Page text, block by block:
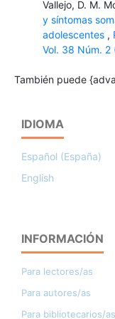
Vallejo, D. M.
y síntomas
adolescentes ,
Vol. 38 Núm. 2
También puede
IDIOMA
Español (España)
English
INFORMACIÓN
Para lectores/as
Para autores/as
Para bibliotecarios/as